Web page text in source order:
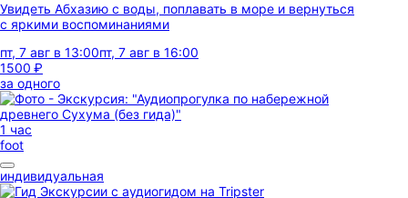
Увидеть Абхазию с воды, поплавать в море и вернуться
с яркими воспоминаниями
пт, 7 авг в 13:00пт, 7 авг в 16:00
1500 ₽
за одного
1 час
foot
индивидуальная